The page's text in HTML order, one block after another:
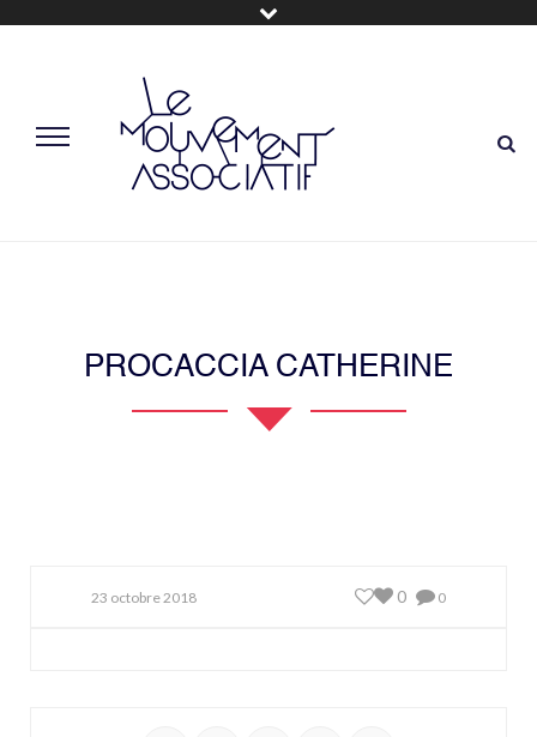
PROCACCIA CATHERINE
23 octobre 2018 0
0